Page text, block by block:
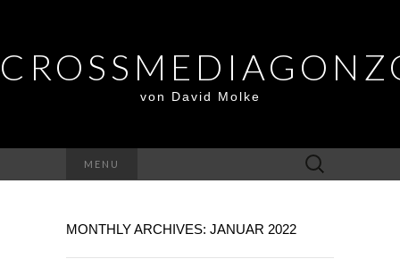
von David Molke
MENU
Suche
nach:
MONTHLY ARCHIVES: JANUAR 2022